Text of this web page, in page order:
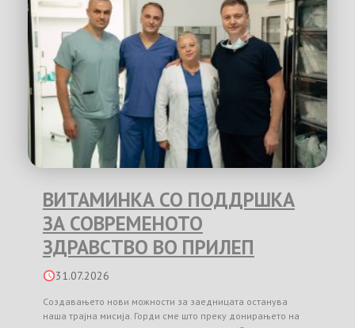
ВИТАМИНКА СО ПОДДРШКА
ЗА СОВРЕМЕНОТО
ЗДРАВСТВО ВО ПРИЛЕП
31.07.2026
Создавањето нови можности за заедницата останува
наша трајна мисија. Горди сме што преку донирањето на